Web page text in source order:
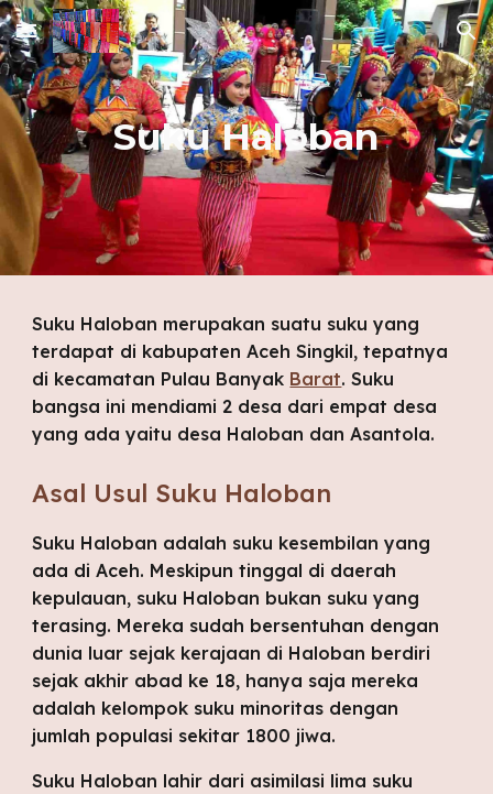
Skip to main content Skip to navigation
Suku Haloban
Suku Haloban merupakan suatu suku yang
terdapat di kabupaten Aceh Singkil, tepatnya
di kecamatan Pulau Banyak Barat. Suku
bangsa ini mendiami 2 desa dari empat desa
yang ada yaitu desa Haloban dan Asantola.
Asal Usul Suku Haloban
Suku Haloban adalah suku kesembilan yang
ada di Aceh. Meskipun tinggal di daerah
kepulauan, suku Haloban bukan suku yang
terasing. Mereka sudah bersentuhan dengan
dunia luar sejak kerajaan di Haloban berdiri
sejak akhir abad ke 18, hanya saja mereka
adalah kelompok suku minoritas dengan
jumlah populasi sekitar 1800 jiwa.
Suku Haloban lahir dari asimilasi lima suku